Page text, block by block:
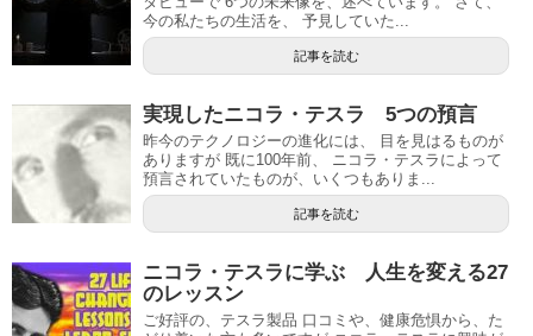
今の私たちの生活を、 予見していた...
記事を読む
実現したニコラ・テスラ 5つの預言
昨今のテクノロジーの進化には、 目を見はるものが
ありますが 既に100年前、 ニコラ・テスラによって
預言されていたものが、いくつもありま...
記事を読む
ニコラ・テスラに学ぶ 人生を変える27
のレッスン
ご好評の、テスラ製品 口コミや、健康危惧から、た